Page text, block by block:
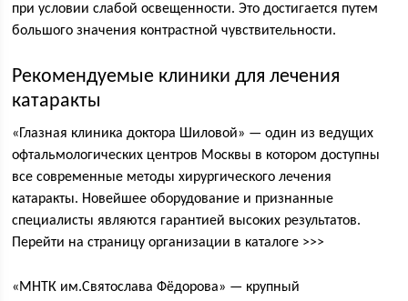
при условии слабой освещенности. Это достигается путем
большого значения контрастной чувствительности.
Рекомендуемые клиники для лечения
катаракты
«Глазная клиника доктора Шиловой» — один из ведущих
офтальмологических центров Москвы в котором доступны
все современные методы хирургического лечения
катаракты. Новейшее оборудование и признанные
специалисты являются гарантией высоких результатов.
Перейти на страницу организации в каталоге >>>
«МНТК им.Святослава Фёдорова» — крупный